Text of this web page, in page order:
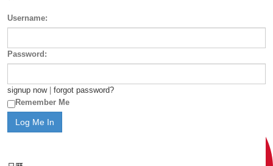
Username:
Password:
signup now| forgot password?
Remember Me